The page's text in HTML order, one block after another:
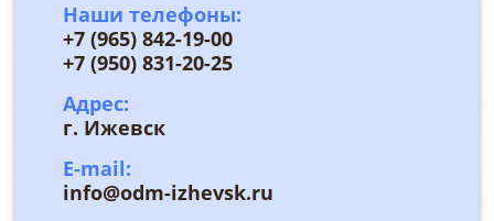
Наши телефоны:
+7 (965) 842-19-00
+7 (950) 831-20-25
Адрес:
г. Ижевск
E-mail:
info@odm-izhevsk.ru